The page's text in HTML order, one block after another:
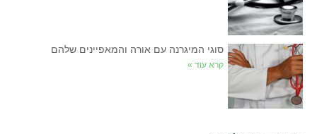
סוגי המיגרנה עם אורה והמאפיינים שלהם
קרא עוד »